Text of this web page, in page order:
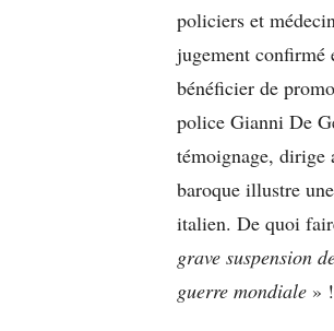
policiers et
jugement confirmé
bénéficier de
police Gianni De
témoignage, dirige
baroque illustre
italien. De quoi
grave suspension
guerre mondiale » !